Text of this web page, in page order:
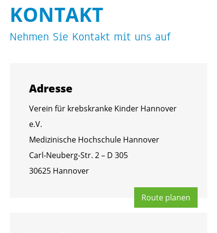
KON­TAKT
Neh­men Sie Kon­takt mit uns auf
Adres­se
Ver­ein für krebs­kran­ke Kin­der Han­no­ver
e.V.
Me­di­zi­ni­sche Hoch­schu­le Han­no­ver
Carl-Neu­berg-Str. 2 – D 305
30625 Han­no­ver
Route pla­nen